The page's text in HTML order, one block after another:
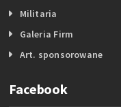
Militaria
Galeria Firm
Art. sponsorowane
Facebook